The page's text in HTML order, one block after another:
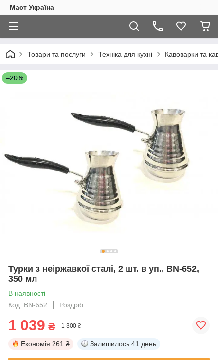
Маст Україна
Товари та послуги Техніка для кухні Кавоварки та
–20%
Турки з неіржавкої сталі, 2 шт. в уп., BN-652,
350 мл
В наявності
Код: BN-652
Роздріб
1 039 ₴ 1 300 ₴
Економія 261 ₴ Залишилось 41 день